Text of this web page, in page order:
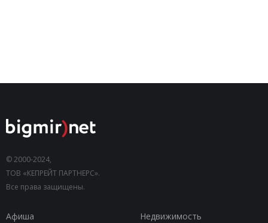
© 2000-2024,
ТОВ «КЕПРЕЙТ ПАРТНЕРС».
Все права защищены.
Афиша
Недвижимость